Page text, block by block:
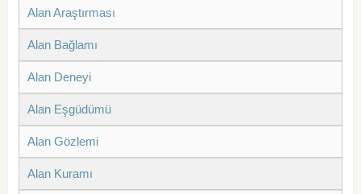
Alan Araştırması
Alan Bağlamı
Alan Deneyi
Alan Eşgüdümü
Alan Gözlemi
Alan Kuramı